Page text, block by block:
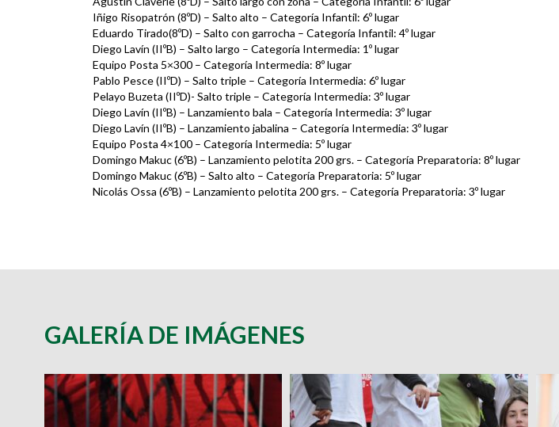
Iñigo Risopatrón (8ºD) – Salto alto – Categoría Infantil: 6º lugar
Eduardo Tirado(8ºD) – Salto con garrocha – Categoría Infantil: 4º lugar
Diego Lavín (IIºB) – Salto largo – Categoría Intermedia: 1º lugar
Equipo Posta 5×300 – Categoría Intermedia: 8º lugar
Pablo Pesce (IIºD) – Salto triple – Categoría Intermedia: 6º lugar
Pelayo Buzeta (IIºD)- Salto triple – Categoría Intermedia: 3º lugar
Diego Lavín (IIºB) – Lanzamiento bala – Categoría Intermedia: 3º lugar
Diego Lavín (IIºB) – Lanzamiento jabalina – Categoría Intermedia: 3º lugar
Equipo Posta 4×100 – Categoría Intermedia: 5º lugar
Domingo Makuc (6ºB) – Lanzamiento pelotita 200 grs. – Categoría Preparatoria: 8º lugar
Domingo Makuc (6ºB) – Salto alto – Categoría Preparatoria: 5º lugar
Nicolás Ossa (6ºB) – Lanzamiento pelotita 200 grs. – Categoría Preparatoria: 3º lugar
GALERÍA DE IMÁGENES